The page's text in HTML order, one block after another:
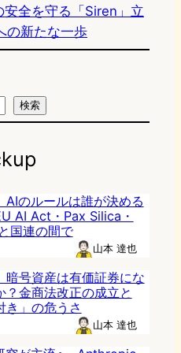
安全を守る「Siren」立
の新たな一歩
検索
AIのルールは誰が決める
AI Act・Pax Silica・
国連の間で
山本 達也
暗号資産は有価証券にな
？金商法改正の成立と
き」の危うさ
山本 達也